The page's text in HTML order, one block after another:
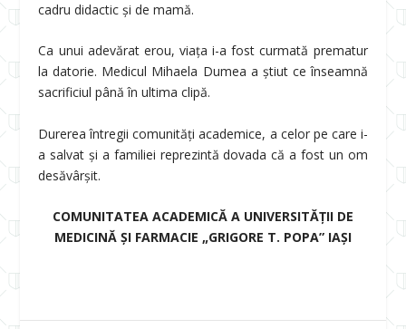
cadru didactic și de mamă.
Ca unui adevărat erou, viața i-a fost curmată prematur
la datorie. Medicul Mihaela Dumea a știut ce înseamnă
sacrificiul până în ultima clipă.
Durerea întregii comunități academice, a celor pe care i-
a salvat și a familiei reprezintă dovada că a fost un om
desăvârșit.
COMUNITATEA ACADEMICĂ A UNIVERSITĂȚII DE
MEDICINĂ ȘI FARMACIE „GRIGORE T. POPA” IAȘI